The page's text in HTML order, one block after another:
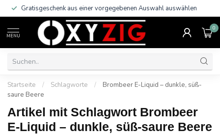
Gratisgeschenk aus einer vorgegebenen Auswahl auswählen
MENU
0
Startseite / Schlagworte /
Brombeer E-Liquid – dunkle, süß-
saure Beere
Artikel mit Schlagwort Brombeer
E-Liquid – dunkle, süß-saure Beere